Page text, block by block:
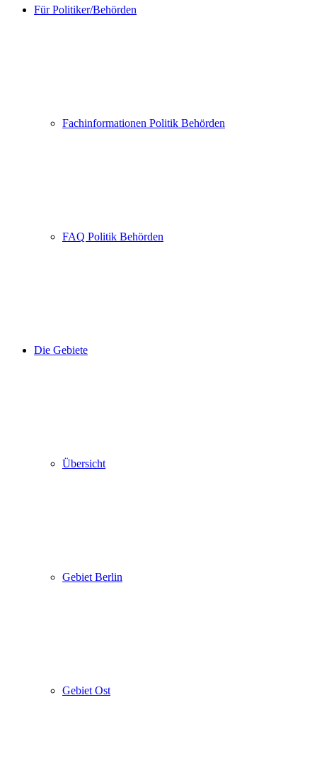
Für Politiker/Behörden
Fachinformationen Politik Behörden
FAQ Politik Behörden
Die Gebiete
Übersicht
Gebiet Berlin
Gebiet Ost